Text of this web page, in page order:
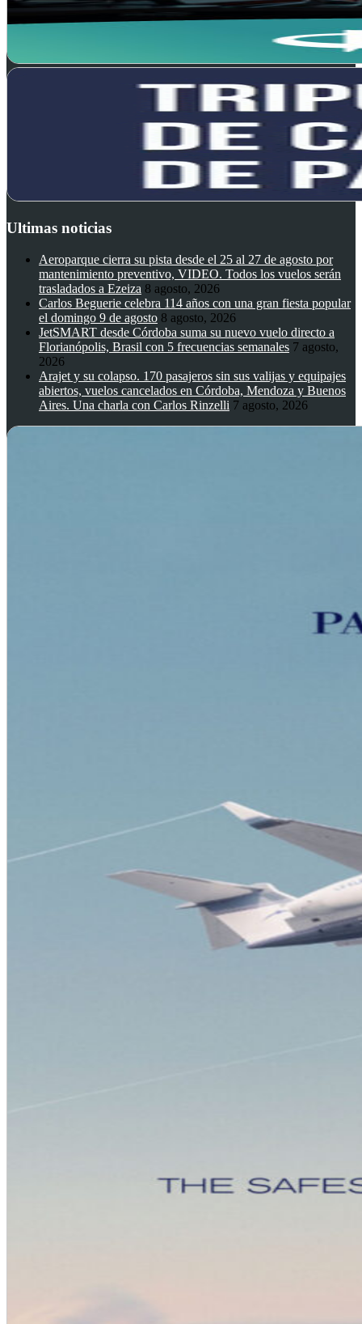
Ultimas noticias
Aeroparque cierra su pista desde el 25 al 27 de agosto por
mantenimiento preventivo, VIDEO. Todos los vuelos serán
trasladados a Ezeiza 8 agosto, 2026
Carlos Beguerie celebra 114 años con una gran fiesta popular
el domingo 9 de agosto 8 agosto, 2026
JetSMART desde Córdoba suma su nuevo vuelo directo a
Florianópolis, Brasil con 5 frecuencias semanales 7 agosto,
2026
Arajet y su colapso. 170 pasajeros sin sus valijas y equipajes
abiertos, vuelos cancelados en Córdoba, Mendoza y Buenos
Aires. Una charla con Carlos Rinzelli 7 agosto, 2026